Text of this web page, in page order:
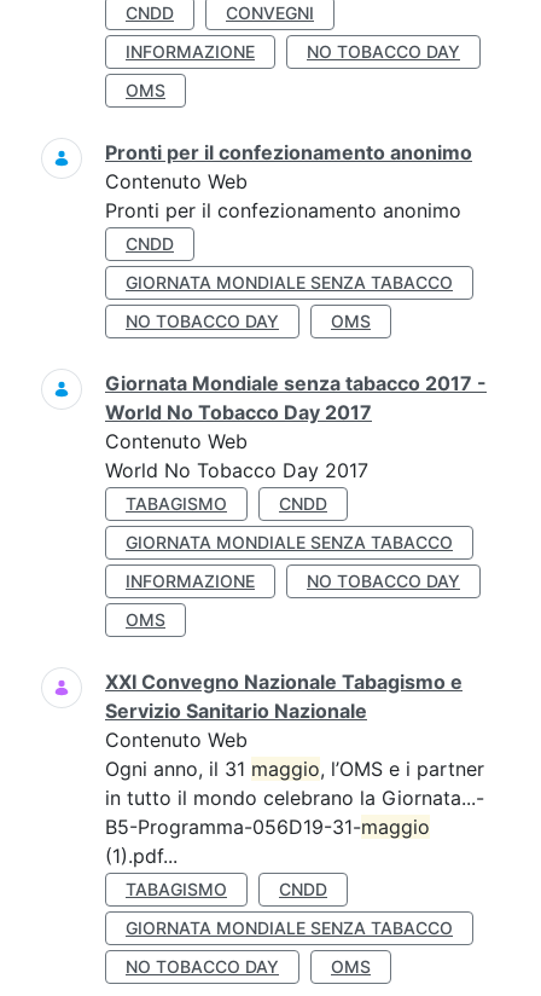
CNDD
CONVEGNI
INFORMAZIONE
NO TOBACCO DAY
OMS
Pronti per il confezionamento anonimo
Contenuto Web
Pronti per il confezionamento anonimo
CNDD
GIORNATA MONDIALE SENZA TABACCO
NO TOBACCO DAY
OMS
Giornata Mondiale senza tabacco 2017 -
World No Tobacco Day 2017
Contenuto Web
World No Tobacco Day 2017
TABAGISMO
CNDD
GIORNATA MONDIALE SENZA TABACCO
INFORMAZIONE
NO TOBACCO DAY
OMS
XXI Convegno Nazionale Tabagismo e
Servizio Sanitario Nazionale
Contenuto Web
Ogni anno, il 31 maggio, l’OMS e i partner
in tutto il mondo celebrano la Giornata...-
B5-Programma-056D19-31-maggio
(1).pdf...
TABAGISMO
CNDD
GIORNATA MONDIALE SENZA TABACCO
NO TOBACCO DAY
OMS